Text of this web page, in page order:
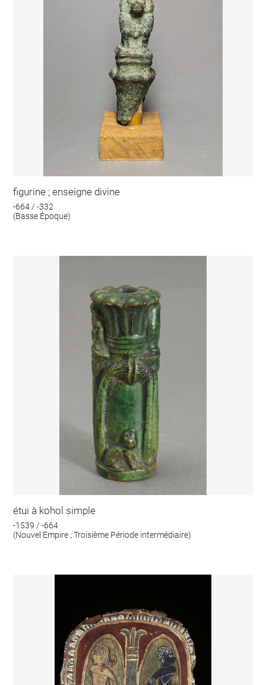
figurine ; enseigne divine
-664 / -332
(Basse Époque)
étui à kohol simple
-1539 / -664
(Nouvel Empire ; Troisième Période intermédiaire)